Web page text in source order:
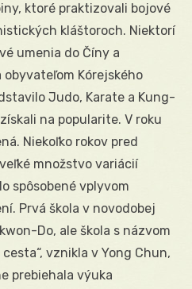
ktoré praktizovali bojové
kláštoroch. Niektorí
umenia do Číny a
obyvateľom Kórejského
Judo, Karate a Kung-
na popularite. V roku
Niekoľko rokov pred
množstvo variácií
spôsobené vplyvom
Prvá škola v novodobej
Do, ale škola s názvom
cesta“, vznikla v Yong Chun,
prebiehala výuka